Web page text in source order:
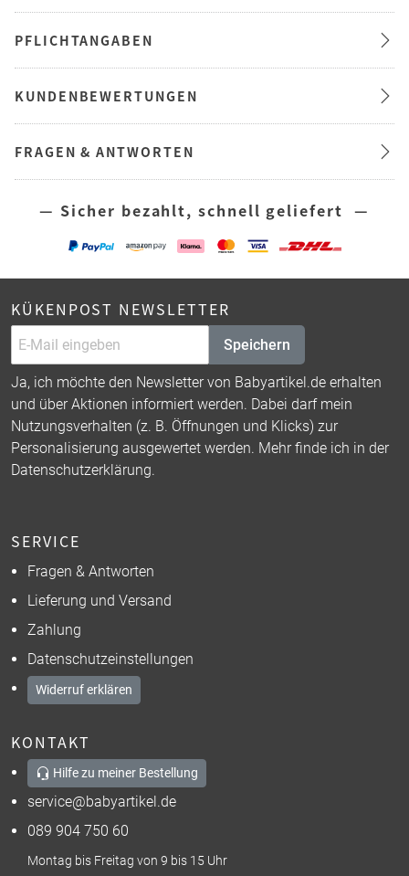
PFLICHTANGABEN
KUNDENBEWERTUNGEN
FRAGEN & ANTWORTEN
— Sicher bezahlt, schnell geliefert —
KÜKENPOST NEWSLETTER
Speichern
Ja, ich möchte den Newsletter von Babyartikel.de erhalten
und über Aktionen informiert werden. Dabei darf mein
Nutzungsverhalten (z. B. Öffnungen und Klicks) zur
Personalisierung ausgewertet werden. Mehr finde ich in der
Datenschutzerklärung.
SERVICE
Fragen & Antworten
Lieferung und Versand
Zahlung
Datenschutzeinstellungen
Widerruf erklären
KONTAKT
Hilfe zu meiner Bestellung
service@babyartikel.de
089 904 750 60
Montag bis Freitag von 9 bis 15 Uhr